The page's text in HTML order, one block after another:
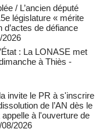
/ L’ancien député
législature « mérite
d’actes de défiance
2026
: La LONASE met
à Thiès -
invite le PR à s'inscrire
de l’AN dès le
à l'ouverture de
2026